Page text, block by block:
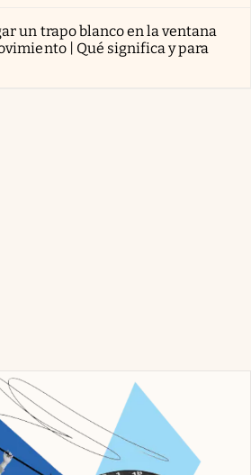
un trapo blanco en la ventana
| Qué significa y para